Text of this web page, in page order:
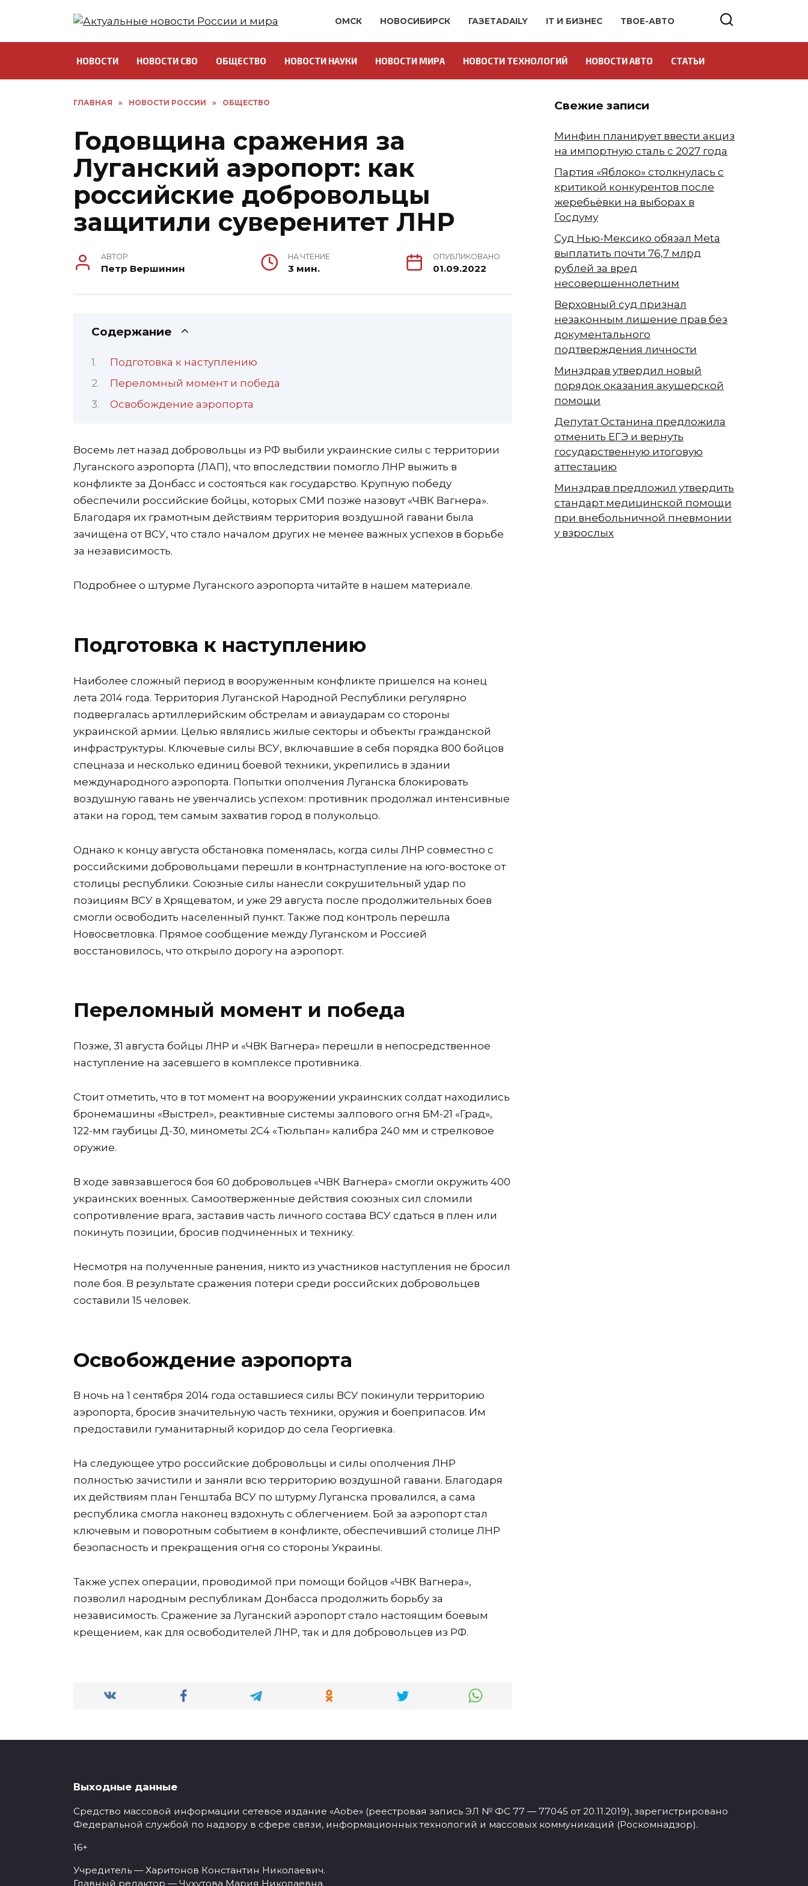
ОМСК НОВОСИБИРСК ГАЗЕТАDAILY IT И БИЗНЕС ТВОЕ-АВТО
НОВОСТИ НОВОСТИ СВО ОБЩЕСТВО НОВОСТИ НАУКИ НОВОСТИ МИРА НОВОСТИ ТЕХНОЛОГИЙ НОВОСТИ АВТО СТАТЬИ
ГЛАВНАЯ » НОВОСТИ РОССИИ » ОБЩЕСТВО
Годовщина сражения за
Луганский аэропорт: как
российские добровольцы
защитили суверенитет ЛНР
АВТОР
Петр Вершинин
НА ЧТЕНИЕ
3 мин.
ОПУБЛИКОВАНО
01.09.2022
Содержание
Подготовка к наступлению
Переломный момент и победа
Освобождение аэропорта
Восемь лет назад добровольцы из РФ выбили украинские силы с территории
Луганского аэропорта (ЛАП), что впоследствии помогло ЛНР выжить в
конфликте за Донбасс и состояться как государство. Крупную победу
обеспечили российские бойцы, которых СМИ позже назовут «ЧВК Вагнера».
Благодаря их грамотным действиям территория воздушной гавани была
зачищена от ВСУ, что стало началом других не менее важных успехов в борьбе
за независимость.
Подробнее о штурме Луганского аэропорта читайте в нашем материале.
Подготовка к наступлению
Наиболее сложный период в вооруженным конфликте пришелся на конец
лета 2014 года. Территория Луганской Народной Республики регулярно
подвергалась артиллерийским обстрелам и авиаударам со стороны
украинской армии. Целью являлись жилые секторы и объекты гражданской
инфраструктуры. Ключевые силы ВСУ, включавшие в себя порядка 800 бойцов
спецназа и несколько единиц боевой техники, укрепились в здании
международного аэропорта. Попытки ополчения Луганска блокировать
воздушную гавань не увенчались успехом: противник продолжал интенсивные
атаки на город, тем самым захватив город в полукольцо.
Однако к концу августа обстановка поменялась, когда силы ЛНР совместно с
российскими добровольцами перешли в контрнаступление на юго-востоке от
столицы республики. Союзные силы нанесли сокрушительный удар по
позициям ВСУ в Хрящеватом, и уже 29 августа после продолжительных боев
смогли освободить населенный пункт. Также под контроль перешла
Новосветловка. Прямое сообщение между Луганском и Россией
восстановилось, что открыло дорогу на аэропорт.
Переломный момент и победа
Позже, 31 августа бойцы ЛНР и «ЧВК Вагнера» перешли в непосредственное
наступление на засевшего в комплексе противника.
Стоит отметить, что в тот момент на вооружении украинских солдат находились
бронемашины «Выстрел», реактивные системы залпового огня БМ-21 «Град»,
122-мм гаубицы Д-30, минометы 2С4 «Тюльпан» калибра 240 мм и стрелковое
оружие.
В ходе завязавшегося боя 60 добровольцев «ЧВК Вагнера» смогли окружить 400
украинских военных. Самоотверженные действия союзных сил сломили
сопротивление врага, заставив часть личного состава ВСУ сдаться в плен или
покинуть позиции, бросив подчиненных и технику.
Несмотря на полученные ранения, никто из участников наступления не бросил
поле боя. В результате сражения потери среди российских добровольцев
составили 15 человек.
Освобождение аэропорта
В ночь на 1 сентября 2014 года оставшиеся силы ВСУ покинули территорию
аэропорта, бросив значительную часть техники, оружия и боеприпасов. Им
предоставили гуманитарный коридор до села Георгиевка.
На следующее утро российские добровольцы и силы ополчения ЛНР
полностью зачистили и заняли всю территорию воздушной гавани. Благодаря
их действиям план Генштаба ВСУ по штурму Луганска провалился, а сама
республика смогла наконец вздохнуть с облегчением. Бой за аэропорт стал
ключевым и поворотным событием в конфликте, обеспечивший столице ЛНР
безопасность и прекращения огня со стороны Украины.
Также успех операции, проводимой при помощи бойцов «ЧВК Вагнера»,
позволил народным республикам Донбасса продолжить борьбу за
независимость. Сражение за Луганский аэропорт стало настоящим боевым
крещением, как для освободителей ЛНР, так и для добровольцев из РФ.
Свежие записи
Минфин планирует ввести акциз
на импортную сталь с 2027 года
Партия «Яблоко» столкнулась с
критикой конкурентов после
жеребьёвки на выборах в
Госдуму
Суд Нью-Мексико обязал Meta
выплатить почти 76,7 млрд
рублей за вред
несовершеннолетним
Верховный суд признал
незаконным лишение прав без
документального
подтверждения личности
Минздрав утвердил новый
порядок оказания акушерской
помощи
Депутат Останина предложила
отменить ЕГЭ и вернуть
государственную итоговую
аттестацию
Минздрав предложил утвердить
стандарт медицинской помощи
при внебольничной пневмонии
у взрослых
Выходные данные
Средство массовой информации сетевое издание «Aobe» (реестровая запись ЭЛ № ФС 77 — 77045 от 20.11.2019), зарегистрировано
Федеральной службой по надзору в сфере связи, информационных технологий и массовых коммуникаций (Роскомнадзор).
16+
Учредитель — Харитонов Константин Николаевич.
Главный редактор — Чухутова Мария Николаевна.